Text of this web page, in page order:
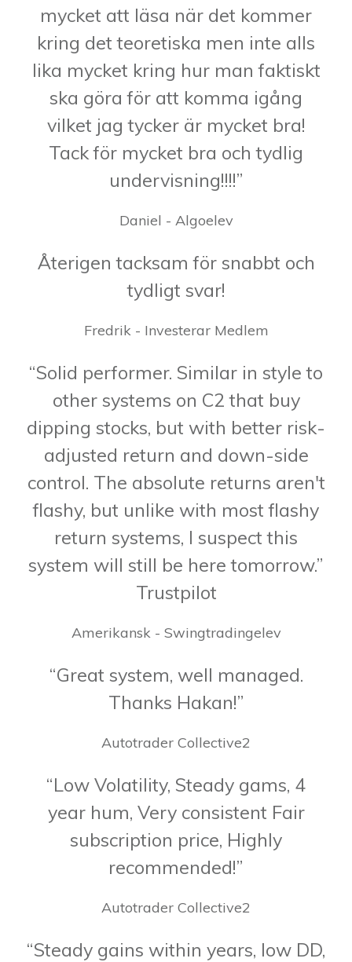
mycket att läsa när det kommer
kring det teoretiska men inte alls
lika mycket kring hur man faktiskt
ska göra för att komma igång
vilket jag tycker är mycket bra!
Tack för mycket bra och tydlig
undervisning!!!!”
Daniel - Algoelev
Återigen tacksam för snabbt och
tydligt svar!
Fredrik - Investerar Medlem
“Solid performer. Similar in style to
other systems on C2 that buy
dipping stocks, but with better risk-
adjusted return and down-side
control. The absolute returns aren't
flashy, but unlike with most flashy
return systems, I suspect this
system will still be here tomorrow.”
Trustpilot
Amerikansk - Swingtradingelev
“Great system, well managed.
Thanks Hakan!”
Autotrader Collective2
“Low Volatility, Steady gams, 4
year hum, Very consistent Fair
subscription price, Highly
recommended!”
Autotrader Collective2
“Steady gains within years, low DD,